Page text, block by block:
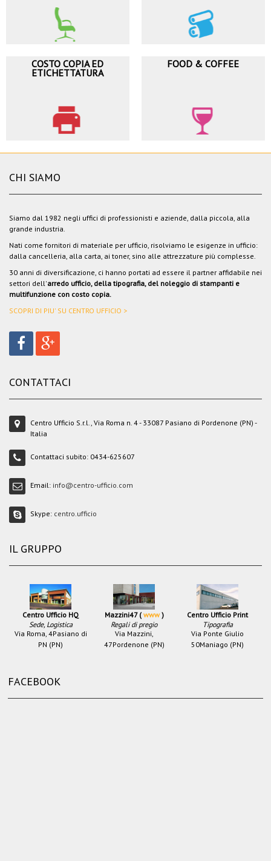
COSTO COPIA ED
ETICHETTATURA
FOOD & COFFEE
CHI SIAMO
Siamo dal 1982 negli uffici di professionisti e aziende, dalla piccola, alla
grande industria.
Nati come fornitori di materiale per ufficio, risolviamo le esigenze in ufficio:
dalla cancelleria, alla carta, ai toner, sino alle attrezzature più complesse.
30 anni di diversificazione, ci hanno portati ad essere il partner affidabile nei
settori dell'arredo ufficio, della tipografia, del noleggio di stampanti e
multifunzione con costo copia.
SCOPRI DI PIU' SU CENTRO UFFICIO >
CONTATTACI
Centro Ufficio S.r.l., Via Roma n. 4 - 33087 Pasiano di Pordenone (PN) -
Italia
Contattaci subito: 0434-625607
Email: info@centro-ufficio.com
Skype: centro.ufficio
IL GRUPPO
Centro Ufficio HQ
Sede, Logistica
Via Roma, 4Pasiano di
PN (PN)
Mazzini47 (www)
Regali di pregio
Via Mazzini,
47Pordenone (PN)
Centro Ufficio Print
Tipografia
Via Ponte Giulio
50Maniago (PN)
FACEBOOK